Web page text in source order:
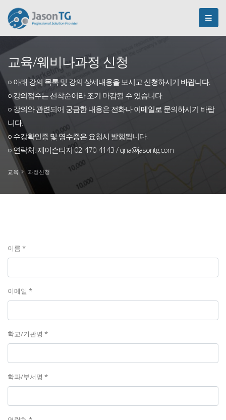
교육/웨비나과정 신청
○ 아래 강의 목록 및 강의 상세내용을 보시고 신청하시기 바랍니다.
○ 강의접수는 선착순이라 조기 마감될 수 있습니다.
○ 강의와 관련되어 궁금한 내용은 전화나 이메일로 문의하시기 바랍
니다.
○ 수강확인증 및 영수증은 요청시 발행됩니다.
○ 연락처: 제이슨티지 02-470-4143 / qna@jasontg.com
교육 과정신청
이름 *
이메일 *
학교/기관명 *
학과/부서명 *